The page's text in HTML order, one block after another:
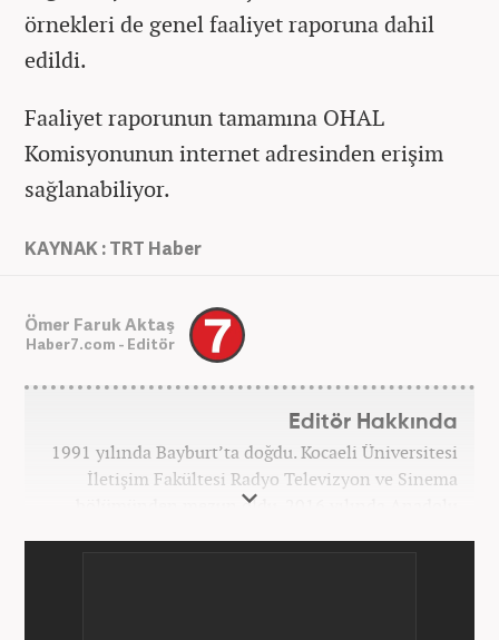
örnekleri de genel faaliyet raporuna dahil
edildi.
Faaliyet raporunun tamamına OHAL
Komisyonunun internet adresinden erişim
sağlanabiliyor.
KAYNAK : TRT Haber
Ömer Faruk Aktaş
Haber7.com - Editör
Editör Hakkında
1991 yılında Bayburt’ta doğdu. Kocaeli Üniversitesi
İletişim Fakültesi Radyo Televizyon ve Sinema
bölümünden mezun oldu. 2016 yılında Anadolu